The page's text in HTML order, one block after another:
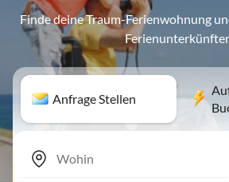
Finde deine Traum-Ferienwohnung
Anfrage Stellen